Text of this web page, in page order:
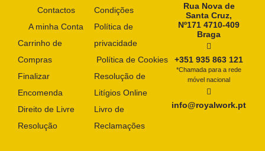
Contactos
A minha Conta
Carrinho de
Compras
Finalizar
Encomenda
Direito de Livre
Resolução
Condições
Política de
privacidade
Política de Cookies
Resolução de
Litígios Online
Livro de
Reclamações
Rua Nova de
Santa Cruz,
Nº171 4710-409
Braga
+351 935 863 121
*Chamada para a rede
móvel nacional
info@royalwork.pt